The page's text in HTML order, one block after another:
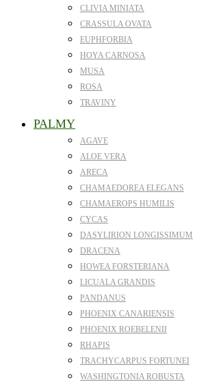
CLIVIA MINIATA
CRASSULA OVATA
EUPHFORBIA
HOYA CARNOSA
MUSA
ROSA
TRAVINY
PALMY
AGAVE
ALOE VERA
ARECA
CHAMAEDOREA ELEGANS
CHAMAEROPS HUMILIS
CYCAS
DASYLIRION LONGISSIMUM
DRACENA
HOWEA FORSTERIANA
LICUALA GRANDIS
PANDANUS
PHOENIX CANARIENSIS
PHOENIX ROEBELENII
RHAPIS
TRACHYCARPUS FORTUNEI
WASHINGTONIA ROBUSTA